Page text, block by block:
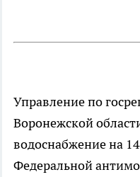
Управление по
Воронежской
водоснабжение на
Федеральной